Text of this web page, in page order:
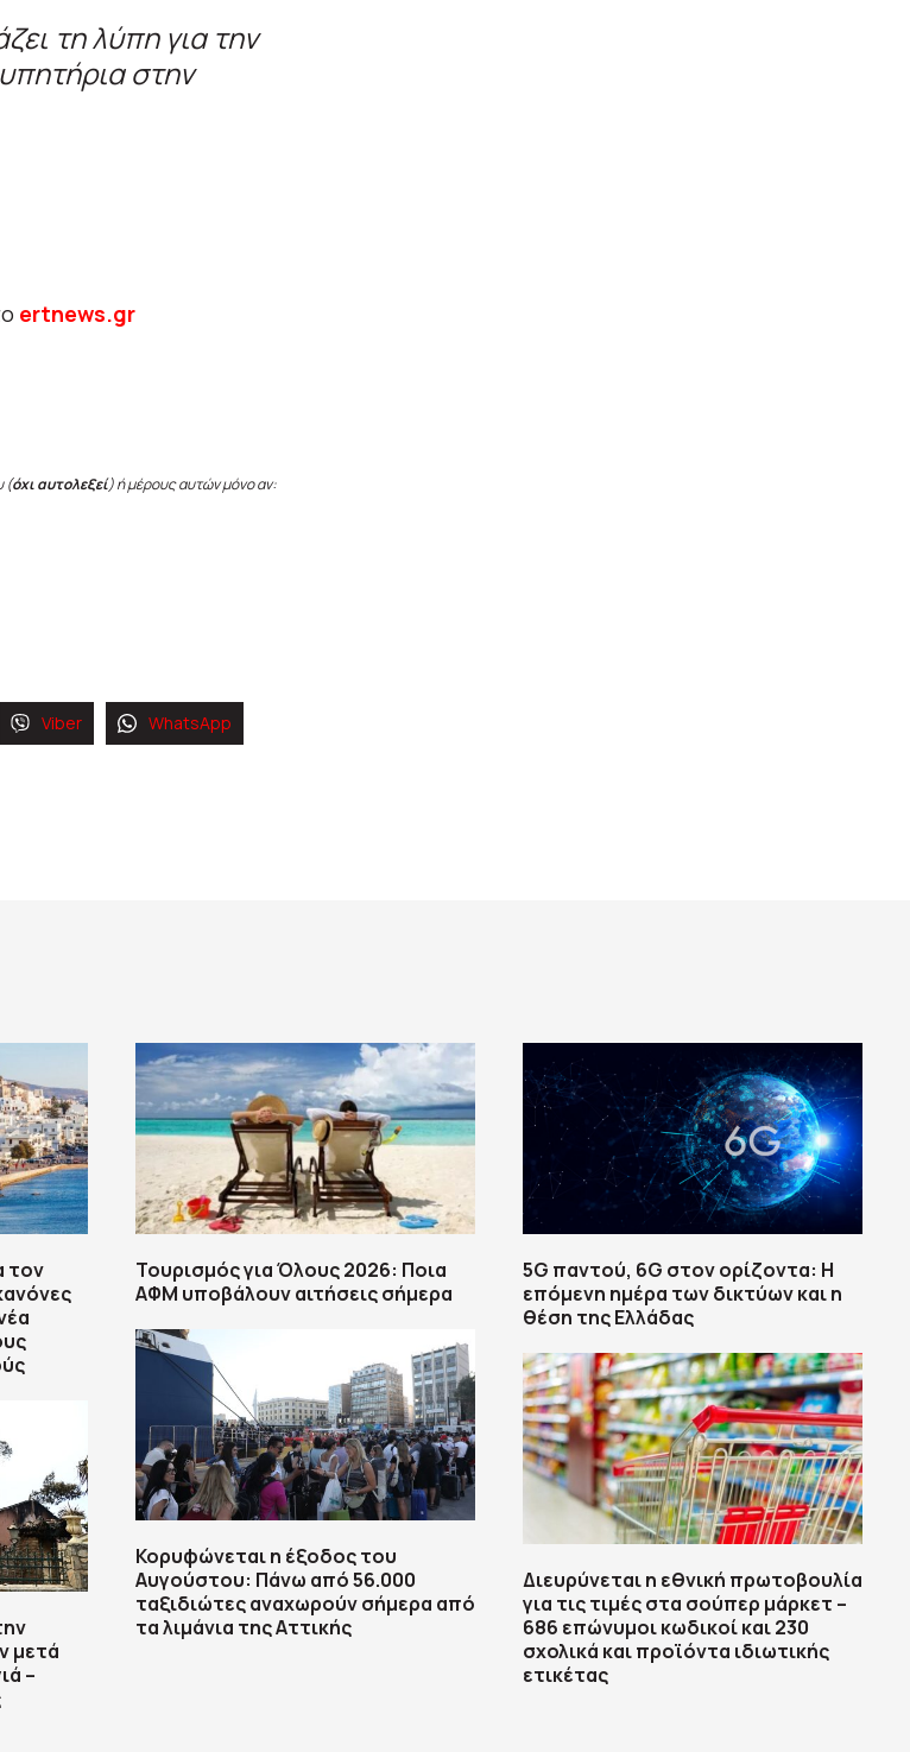
τη λύπη για την
στην
ertnews.gr
(όχι αυτολεξεί) ή μέρους αυτών μόνο αν:
Viber WhatsApp
τον
μετά
–
Τουρισμός για Όλους 2026: Ποια
ΑΦΜ υποβάλουν αιτήσεις σήμερα
Κορυφώνεται η έξοδος του
Αυγούστου: Πάνω από 56.000
ταξιδιώτες αναχωρούν σήμερα από
τα λιμάνια της Αττικής
5G παντού, 6G στον ορίζοντα: Η
επόμενη ημέρα των δικτύων και η
θέση της Ελλάδας
Διευρύνεται η εθνική πρωτοβουλία
για τις τιμές στα σούπερ μάρκετ –
686 επώνυμοι κωδικοί και 230
σχολικά και προϊόντα ιδιωτικής
ετικέτας